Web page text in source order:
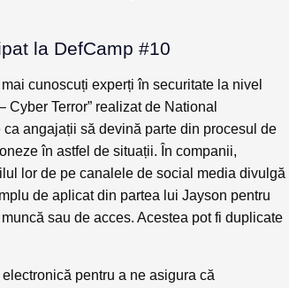
la DefCamp #10
cunoscuți experți în securitate la nivel
Terror” realizat de National
angajații să devină parte din procesul de
în astfel de situații. În companii,
lor de pe canalele de social media divulgă
de aplicat din partea lui Jayson pentru
sau de acces. Acestea pot fi duplicate
pentru a ne asigura că